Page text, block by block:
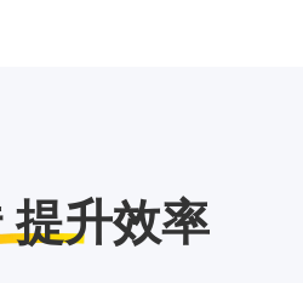
提升效率